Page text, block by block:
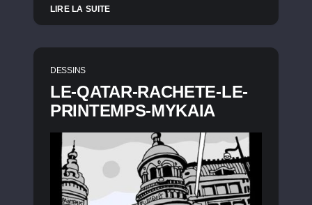
LIRE LA SUITE
DESSINS
LE-QATAR-RACHETE-LE-
PRINTEMPS-MYKAIA